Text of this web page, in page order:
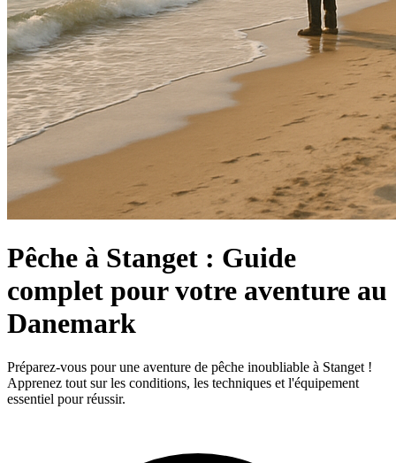
Pêche à Stanget : Guide
complet pour votre aventure au
Danemark
Préparez-vous pour une aventure de pêche inoubliable à Stanget !
Apprenez tout sur les conditions, les techniques et l'équipement
essentiel pour réussir.